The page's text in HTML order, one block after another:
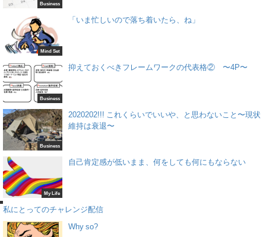
Business
Mind Set
「いま忙しいので落ち着いたら、ね」
Business
抑えておくべきフレームワークの代表格② 〜4P〜
Business
2020202!!! これくらいでいいや、と思わないこと〜現状
維持は衰退〜
My Life
自己肯定感が低いまま、何をしても何にもならない
私にとってのチャレンジ配信
Why so?